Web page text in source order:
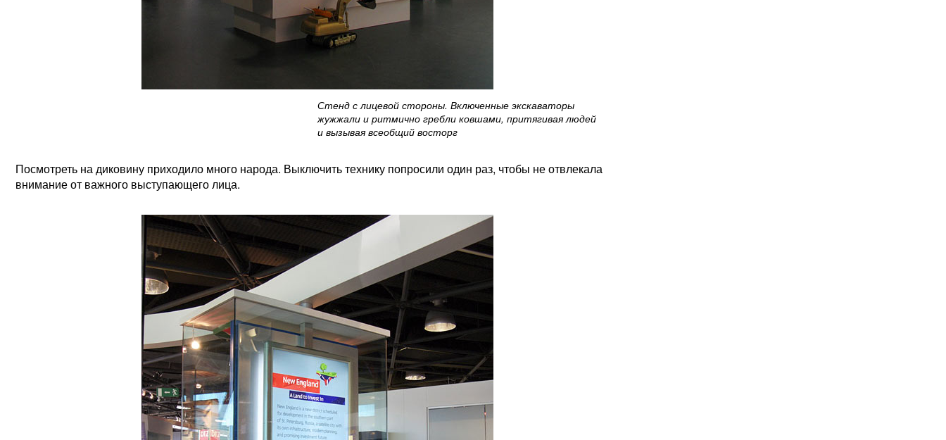
Стенд с лицевой стороны. Включенные экскаваторы
жужжали и ритмично гребли ковшами, притягивая людей
и вызывая всеобщий восторг
Посмотреть на диковину приходило много народа. Выключить технику попросили один раз, чтобы не отвлекала
внимание от важного выступающего лица.